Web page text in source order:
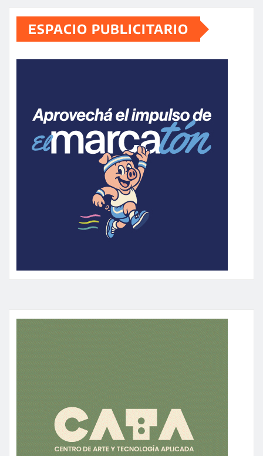
ESPACIO PUBLICITARIO